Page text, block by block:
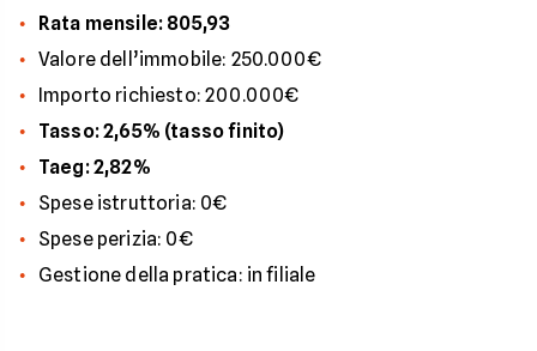
Rata mensile: 805,93
Valore dell’immobile: 250.000€
Importo richiesto: 200.000€
Tasso: 2,65% (tasso finito)
Taeg: 2,82%
Spese istruttoria: 0€
Spese perizia: 0€
Gestione della pratica: in filiale